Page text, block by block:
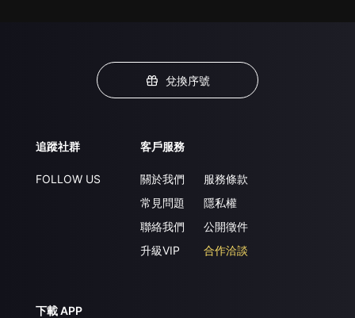
兌換序號
追蹤社群
FOLLOW US
客戶服務
關於我們
常見問題
聯絡我們
升級VIP
服務條款
隱私權
公開徵件
合作洽談
下載 APP